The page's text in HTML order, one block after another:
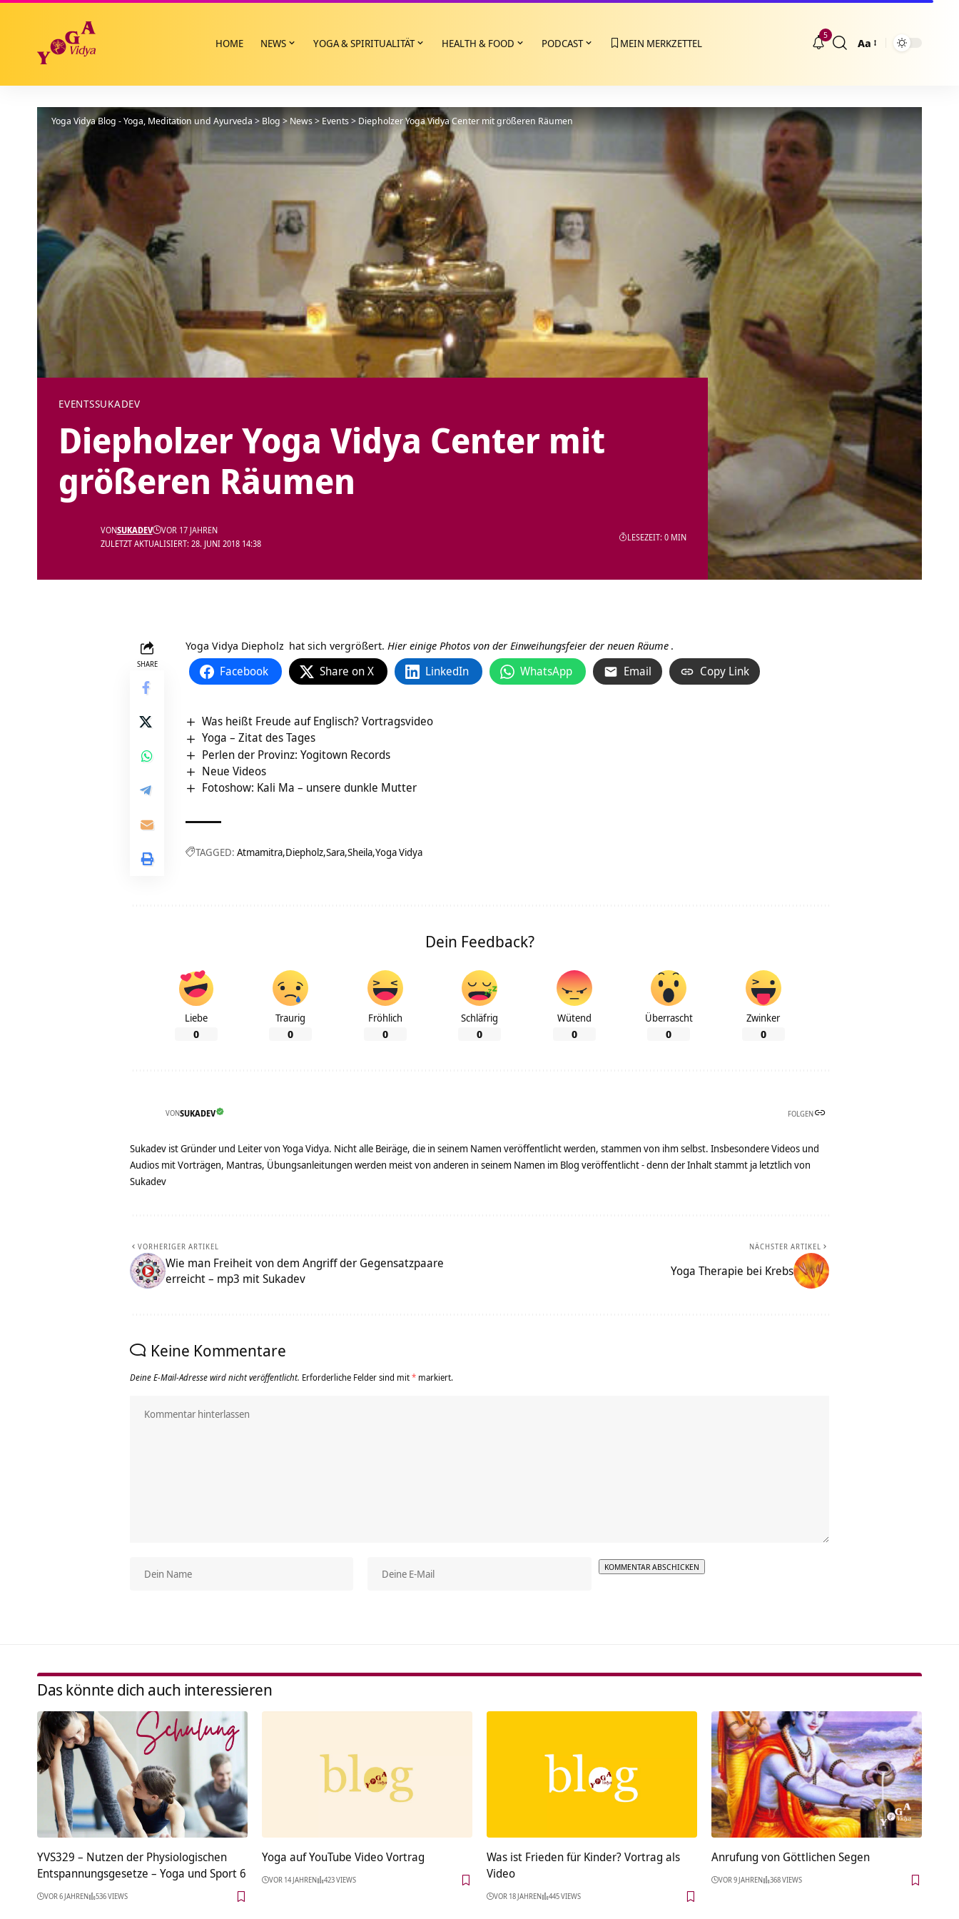
HOME NEWS YOGA & SPIRITUALITÄT HEALTH & FOOD PODCAST MEIN MERKZETTEL
5
Größenänderung
Aa
Yoga Vidya Blog - Yoga, Meditation und Ayurveda> Blog > News> Events> Diepholzer Yoga Vidya Center mit größeren Räumen
EVENTSSUKADEV
Diepholzer Yoga Vidya Center mit
größeren Räumen
ZULETZT AKTUALISIERT: 28. JUNI 2018 14:38
VONSUKADEV VOR 17 JAHREN
LESEZEIT: 0 MIN
SHARE
Yoga Vidya Diepholz hat sich vergrößert. Hier einige Photos von der Einweihungsfeier der neuen Räume .
Facebook Share on X LinkedIn WhatsApp Email Copy Link
Was heißt Freude auf Englisch? Vortragsvideo
Yoga – Zitat des Tages
Perlen der Provinz: Yogitown Records
Neue Videos
Fotoshow: Kali Ma – unsere dunkle Mutter
TAGGED: Atmamitra Diepholz Sara Sheila Yoga Vidya
Dein Feedback?
Liebe
0
Traurig
0
Fröhlich
0
Schläfrig
0
Wütend
0
Überrascht
0
Zwinker
0
VONSUKADEV FOLGEN
Sukadev ist Gründer und Leiter von Yoga Vidya. Nicht alle Beiräge, die in seinem Namen veröffentlicht werden, stammen von ihm selbst. Insbesondere Videos und
Audios mit Vorträgen, Mantras, Übungsanleitungen werden meist von anderen in seinem Namen im Blog veröffentlicht - denn der Inhalt stammt ja letztlich von
Sukadev
VORHERIGER ARTIKEL
Wie man Freiheit von dem Angriff der Gegensatzpaare
erreicht – mp3 mit Sukadev
NÄCHSTER ARTIKEL
Yoga Therapie bei Krebs
Keine Kommentare
Deine E-Mail-Adresse wird nicht veröffentlicht. Erforderliche Felder sind mit* markiert.
Das könnte dich auch interessieren
YVS329 – Nutzen der Physiologischen
Entspannungsgesetze – Yoga und Sport 6
VOR 6 JAHREN 536 VIEWS
Yoga auf YouTube Video Vortrag
VOR 14 JAHREN 423 VIEWS
Was ist Frieden für Kinder? Vortrag als
Video
VOR 18 JAHREN 445 VIEWS
Anrufung von Göttlichen Segen
VOR 9 JAHREN 368 VIEWS